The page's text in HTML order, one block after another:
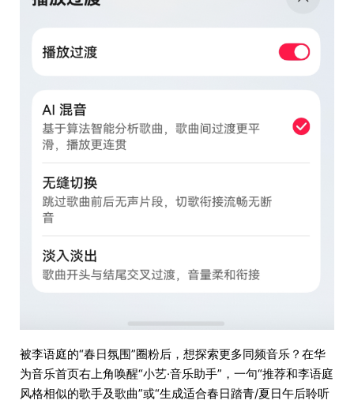
被李语庭的“春日氛围”圈粉后，想探索更多同频音乐？在华
为音乐首页右上角唤醒“小艺·音乐助手”，一句“推荐和李语庭
风格相似的歌手及歌曲”或“生成适合春日踏青/夏日午后聆听